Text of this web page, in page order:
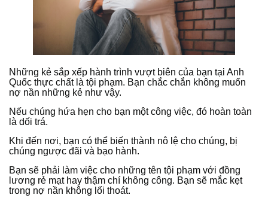
Những kẻ sắp xếp hành trình vượt biên của bạn tại Anh
Quốc thực chất là tội phạm. Bạn chắc chắn không muốn
nợ nần những kẻ như vậy.
Nếu chúng hứa hẹn cho bạn một công việc, đó hoàn toàn
là dối trá.
Khi đến nơi, bạn có thể biến thành nô lệ cho chúng, bị
chúng ngược đãi và bạo hành.
Bạn sẽ phải làm việc cho những tên tội phạm với đồng
lương rẻ mạt hay thậm chí không công. Bạn sẽ mắc kẹt
trong nợ nần không lối thoát.